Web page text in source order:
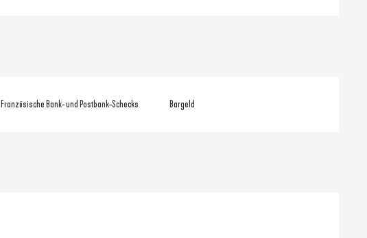
Französische Bank- und Postbank-Schecks Bargeld